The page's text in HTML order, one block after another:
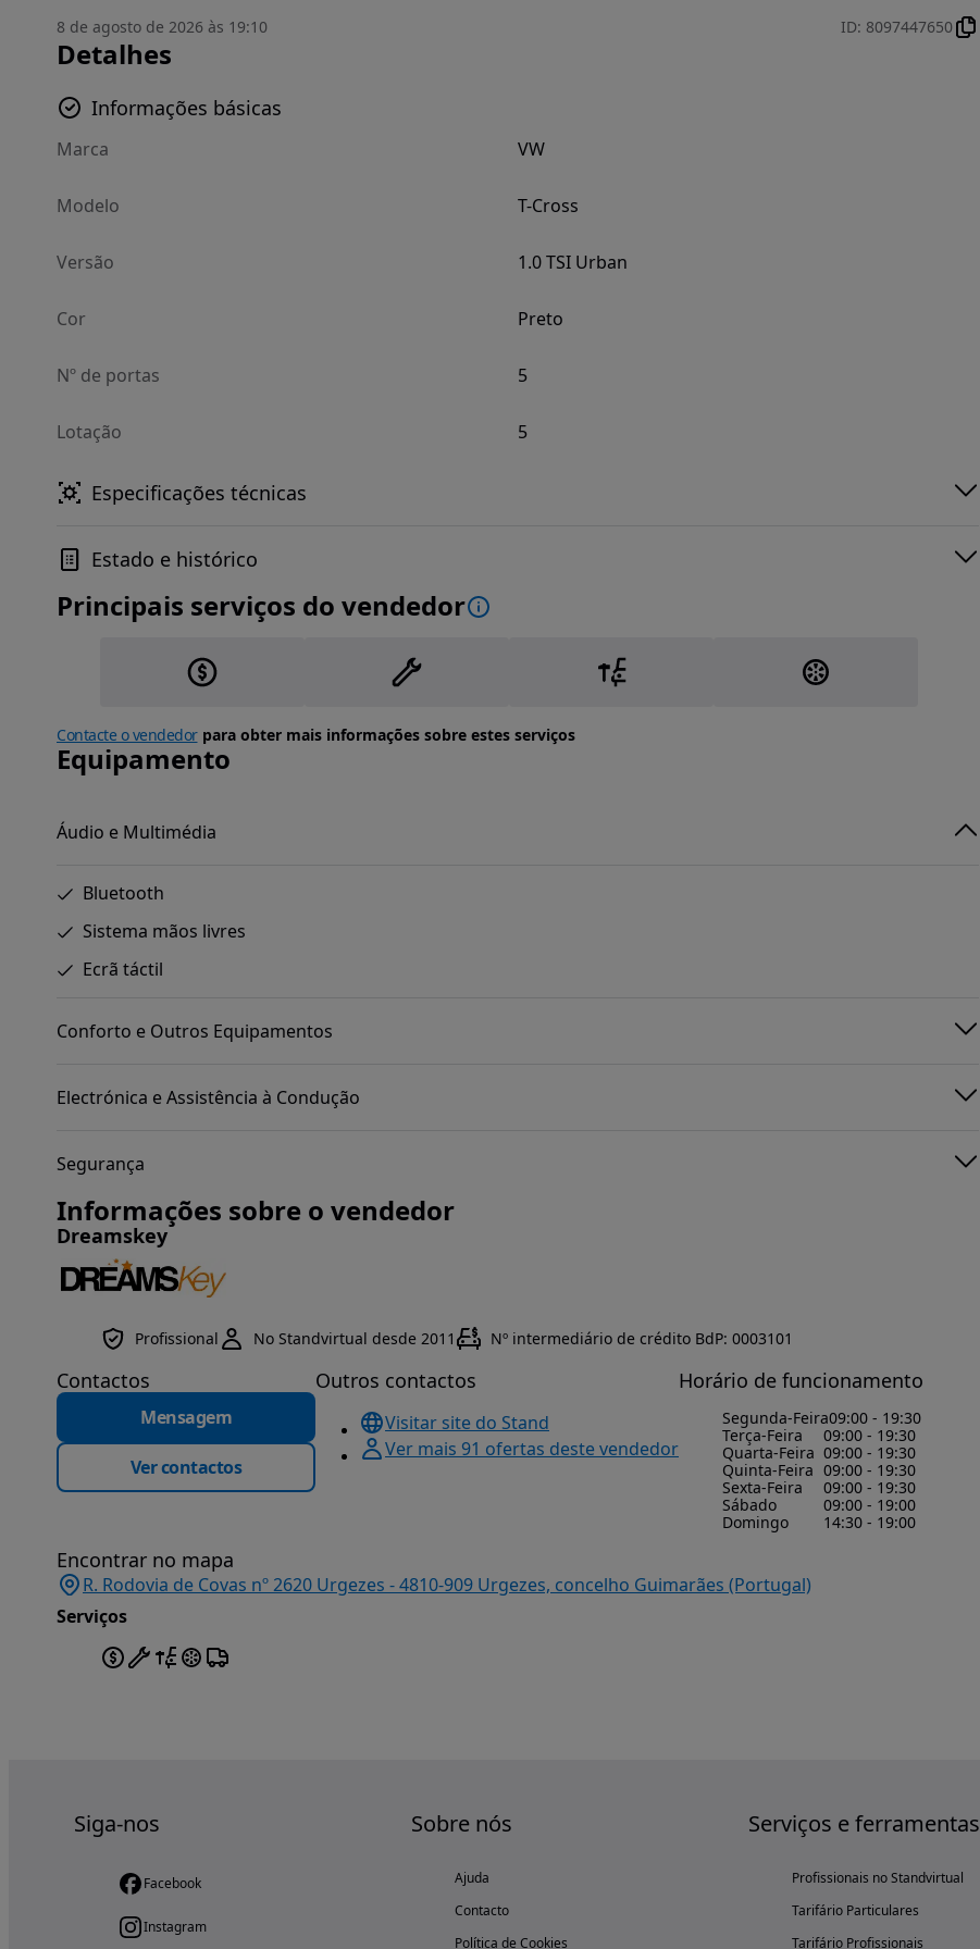
8 de agosto de 2026 às 19:10 ID: 8097447650
Detalhes
Informações básicas
Marca VW
Modelo T-Cross
Versão 1.0 TSI Urban
Cor Preto
Nº de portas 5
Lotação 5
Especificações técnicas
Estado e histórico
Principais serviços do vendedor
Contacte o vendedorpara obter mais informações sobre estes serviços
Equipamento
Áudio e Multimédia
Bluetooth
Sistema mãos livres
Ecrã táctil
Conforto e Outros Equipamentos
Electrónica e Assistência à Condução
Segurança
Informações sobre o vendedor
Dreamskey
Profissional No Standvirtual desde 2011 Nº intermediário de crédito BdP: 0003101
Contactos
Mensagem
Ver contactos
Outros contactos
Visitar site do Stand
Ver mais 91 ofertas deste vendedor
Horário de funcionamento
Segunda-Feira09:00 - 19:30
Terça-Feira
09:00 - 19:30
Quarta-Feira 09:00 - 19:30
Quinta-Feira 09:00 - 19:30
Sexta-Feira
09:00 - 19:30
Sábado
09:00 - 19:00
Domingo
14:30 - 19:00
Encontrar no mapa
R. Rodovia de Covas nº 2620 Urgezes - 4810-909 Urgezes, concelho Guimarães (Portugal)
Serviços
Siga-nos
Facebook
Instagram
Sobre nós
Ajuda
Contacto
Política de Cookies
Serviços e ferramentas
Profissionais no Standvirtual
Tarifário Particulares
Tarifário Profissionais